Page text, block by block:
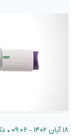
۱۸ آبان ۱۴۰۲ – ۰۹:۰۶ •